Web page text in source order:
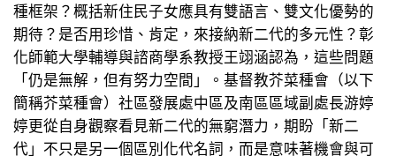
種框架？概括新住民子女應具有雙語言、雙文化優勢的
期待？是否用珍惜、肯定，來接納新二代的多元性？彰
化師範大學輔導與諮商學系教授王翊涵認為，這些問題
「仍是無解，但有努力空間」。基督教芥菜種會（以下
簡稱芥菜種會）社區發展處中區及南區區域副處長游婷
婷更從自身觀察看見新二代的無窮潛力，期盼「新二
代」不只是另一個區別化代名詞，而是意味著機會與可